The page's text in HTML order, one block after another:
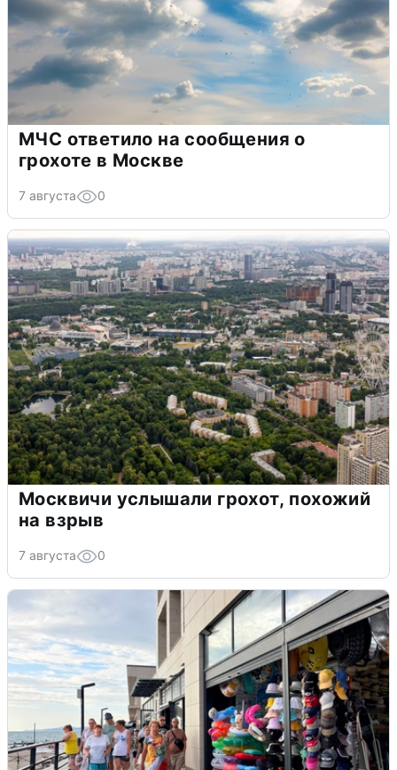
МЧС ответило на сообщения о
грохоте в Москве
7 августа 0
Москвичи услышали грохот, похожий
на взрыв
7 августа 0